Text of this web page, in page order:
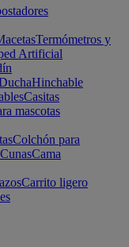
Termómetros y
Artificial
Hinchable
Casitas
mascotas
Colchón para
CunasCama
Carrito ligero